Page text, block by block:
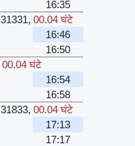
16:35
31331, 00.04 घंटे
16:46
16:50
00.04 घंटे
16:54
16:58
31833, 00.04 घंटे
17:13
17:17